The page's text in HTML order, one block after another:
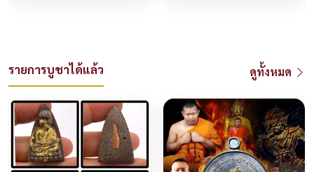
รายการบูชาได้แล้ว ดูทั้งหมด